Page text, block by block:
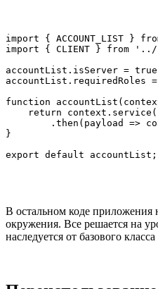
import { ACCOUNT_LIST }
import { CLIENT } from
accountList.isServer = true;
accountList.requiredRoles =
function
return
.then(payload =>
}
export default accountList;
В остальном коде приложения
окружения. Все решается на
наследуется от базового класса